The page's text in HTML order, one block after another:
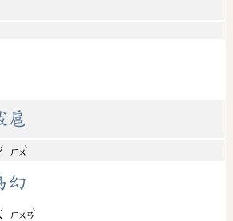
扈
ˊ
ㄏㄨ
ˋ
幻
ˊ
ㄏㄨㄢ
ˋ